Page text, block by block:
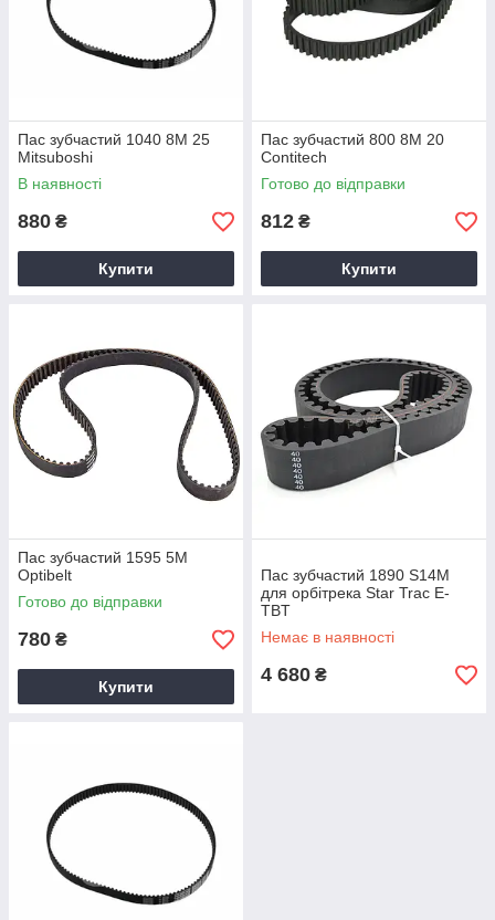
Пас зубчастий 1040 8M 25
Mitsuboshi
В наявності
880 ₴
Купити
Пас зубчастий 800 8M 20
Contitech
Готово до відправки
812 ₴
Купити
Пас зубчастий 1595 5M
Optibelt
Готово до відправки
780 ₴
Купити
Пас зубчастий 1890 S14M
для орбітрека Star Trac E-
TBT
Немає в наявності
4 680 ₴